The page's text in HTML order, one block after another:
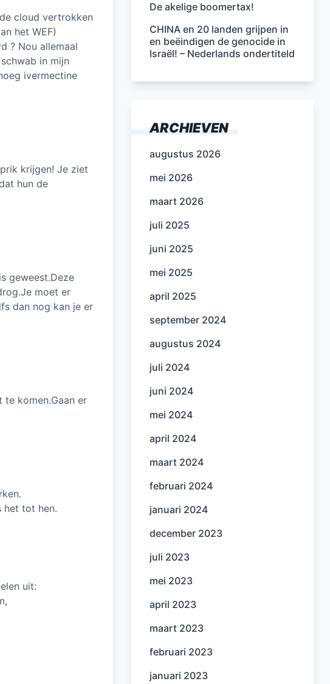
cloud vertrokken
het WEF)
? Nou allemaal
in mijn
ivermectine
krijgen! Je ziet
hun de
geweest.Deze
moet er
dan nog kan je er
komen.Gaan er
het tot hen.
uit:
De akelige boomertax!
CHINA en 20 landen grijpen in
en beëindigen de genocide in
Israël! – Nederlands ondertiteld
ARCHIEVEN
augustus 2026
mei 2026
maart 2026
juli 2025
juni 2025
mei 2025
april 2025
september 2024
augustus 2024
juli 2024
juni 2024
mei 2024
april 2024
maart 2024
februari 2024
januari 2024
december 2023
juli 2023
mei 2023
april 2023
maart 2023
februari 2023
januari 2023